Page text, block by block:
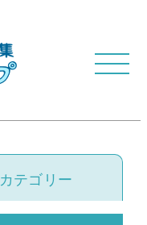
カテゴリー